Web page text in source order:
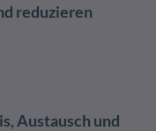
reduzieren
Austausch und